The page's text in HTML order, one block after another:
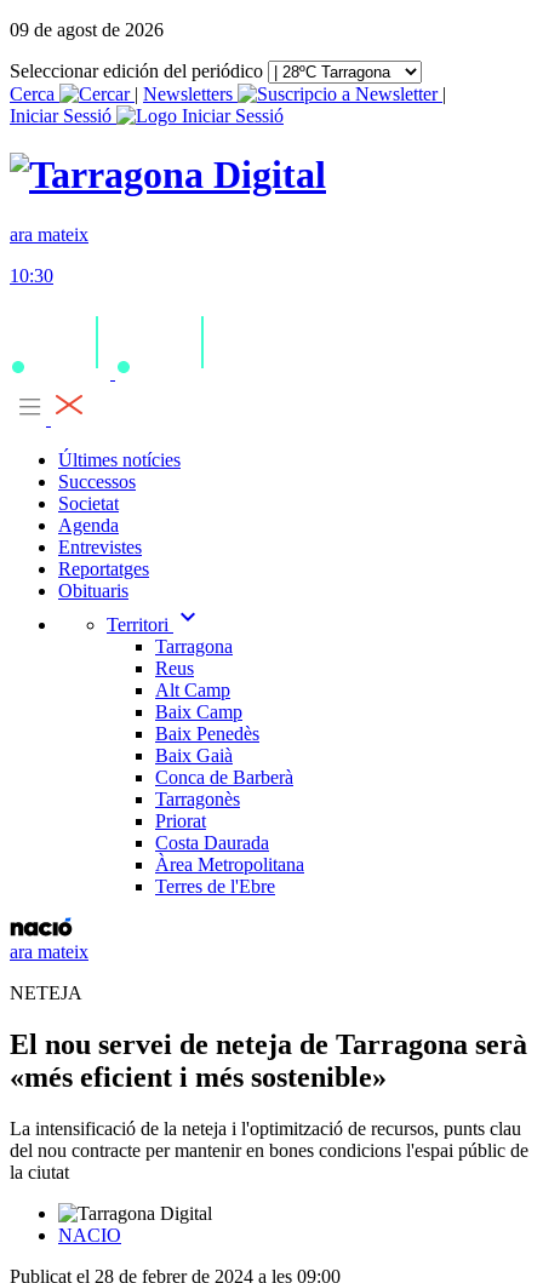
09 de agost de 2026
Seleccionar edición del periódico
Cerca
| Newsletters
|
Iniciar Sessió
ara mateix
10:30
Últimes notícies
Successos
Societat
Agenda
Entrevistes
Reportatges
Obituaris
Territori
expand_more
Tarragona
Reus
Alt Camp
Baix Camp
Baix Penedès
Baix Gaià
Conca de Barberà
Tarragonès
Priorat
Costa Daurada
Àrea Metropolitana
Terres de l'Ebre
ara mateix
NETEJA
El nou servei de neteja de Tarragona serà
«més eficient i més sostenible»
La intensificació de la neteja i l'optimització de recursos, punts clau
del nou contracte per mantenir en bones condicions l'espai públic de
la ciutat
NACIO
Publicat el 28 de febrer de 2024 a les 09:00